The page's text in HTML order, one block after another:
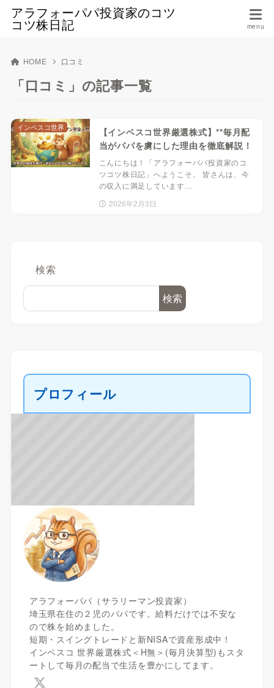
アラフォーパパ投資家のコツ
コツ株日記
HOME 口コミ
「口コミ」の記事一覧
【インベスコ世界厳選株式】**毎月配
当がパパを虜にした理由を徹底解説！
こんにちは！「アラフォーパパ投資家のコ
ツコツ株日記」へようこそ。 皆さんは、今
の収入に満足しています…
2026年2月3日
インベスコ世界
検索
検索
プロフィール
アラフォーパパ（サラリーマン投資家）
埼玉県在住の２児のパパです。給料だけでは不安な
ので株を始めました。
短期・スイングトレードと新NISAで資産形成中！
インベスコ 世界厳選株式＜H無＞(毎月決算型)もスタ
ートして毎月の配当で生活を豊かにしてます。